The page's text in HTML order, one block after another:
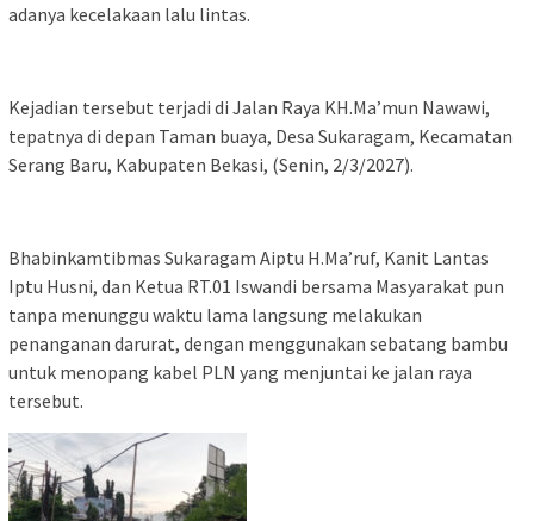
adanya kecelakaan lalu lintas.
Kejadian tersebut terjadi di Jalan Raya KH.Ma’mun Nawawi,
tepatnya di depan Taman buaya, Desa Sukaragam, Kecamatan
Serang Baru, Kabupaten Bekasi, (Senin, 2/3/2027).
Bhabinkamtibmas Sukaragam Aiptu H.Ma’ruf, Kanit Lantas
Iptu Husni, dan Ketua RT.01 Iswandi bersama Masyarakat pun
tanpa menunggu waktu lama langsung melakukan
penanganan darurat, dengan menggunakan sebatang bambu
untuk menopang kabel PLN yang menjuntai ke jalan raya
tersebut.